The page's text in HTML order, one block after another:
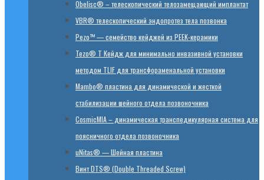
Obelisc® – телескопический телозамещающий имплантат
VBR® телескопический эндопротез тела позвонка
Pezo™ — семейство кейджей из PEEK-керамики
Tezo® T Кейдж для минимально инвазивной установки
методом TLIF для трансфораменальной установки
Mambo® пластина для динамической и жесткой
стабилизации шейного отдела позвоночника
CosmicMIA – динамическая транспедикулярная система для
поясничного отдела позвоночника
uNitas® — Шейная пластина
Винт DTS® (Double Threaded Screw)